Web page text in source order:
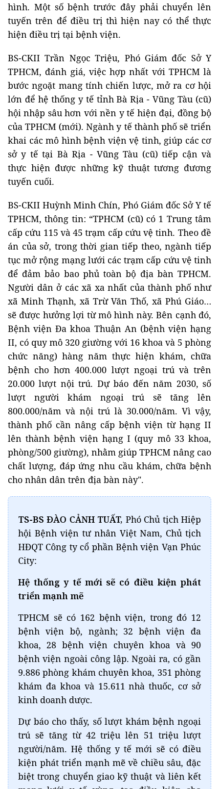
hình. Một số bệnh trước đây phải chuyển lên
tuyến trên để điều trị thì hiện nay có thể thực
hiện điều trị tại bệnh viện.
BS-CKII Trần Ngọc Triệu, Phó Giám đốc Sở Y
TPHCM, đánh giá, việc hợp nhất với TPHCM là
bước ngoặt mang tính chiến lược, mở ra cơ hội
lớn để hệ thống y tế tỉnh Bà Rịa - Vũng Tàu (cũ)
hội nhập sâu hơn với nền y tế hiện đại, đồng bộ
của TPHCM (mới). Ngành y tế thành phố sẽ triển
khai các mô hình bệnh viện vệ tinh, giúp các cơ
sở y tế tại Bà Rịa - Vũng Tàu (cũ) tiếp cận và
thực hiện được những kỹ thuật tương đương
tuyến cuối.
BS-CKII Huỳnh Minh Chín, Phó Giám đốc Sở Y tế
TPHCM, thông tin: “TPHCM (cũ) có 1 Trung tâm
cấp cứu 115 và 45 trạm cấp cứu vệ tinh. Theo đề
án của sở, trong thời gian tiếp theo, ngành tiếp
tục mở rộng mạng lưới các trạm cấp cứu vệ tinh
để đảm bảo bao phủ toàn bộ địa bàn TPHCM.
Người dân ở các xã xa nhất của thành phố như
xã Minh Thạnh, xã Trừ Văn Thố, xã Phú Giáo…
sẽ được hưởng lợi từ mô hình này. Bên cạnh đó,
Bệnh viện Đa khoa Thuận An (bệnh viện hạng
II, có quy mô 320 giường với 16 khoa và 5 phòng
chức năng) hàng năm thực hiện khám, chữa
bệnh cho hơn 400.000 lượt ngoại trú và trên
20.000 lượt nội trú. Dự báo đến năm 2030, số
lượt người khám ngoại trú sẽ tăng lên
800.000/năm và nội trú là 30.000/năm. Vì vậy,
thành phố cần nâng cấp bệnh viện từ hạng II
lên thành bệnh viện hạng I (quy mô 33 khoa,
phòng/500 giường), nhằm giúp TPHCM nâng cao
chất lượng, đáp ứng nhu cầu khám, chữa bệnh
cho nhân dân trên địa bàn này".
TS-BS ĐÀO CẢNH TUẤT, Phó Chủ tịch Hiệp
hội Bệnh viện tư nhân Việt Nam, Chủ tịch
HĐQT Công ty cổ phần Bệnh viện Vạn Phúc
City:
Hệ thống y tế mới sẽ có điều kiện phát
triển mạnh mẽ
TPHCM sẽ có 162 bệnh viện, trong đó 12
bệnh viện bộ, ngành; 32 bệnh viện đa
khoa, 28 bệnh viện chuyên khoa và 90
bệnh viện ngoài công lập. Ngoài ra, có gần
9.886 phòng khám chuyên khoa, 351 phòng
khám đa khoa và 15.611 nhà thuốc, cơ sở
kinh doanh dược.
Dự báo cho thấy, số lượt khám bệnh ngoại
trú sẽ tăng từ 42 triệu lên 51 triệu lượt
người/năm. Hệ thống y tế mới sẽ có điều
kiện phát triển mạnh mẽ về chiều sâu, đặc
biệt trong chuyển giao kỹ thuật và liên kết